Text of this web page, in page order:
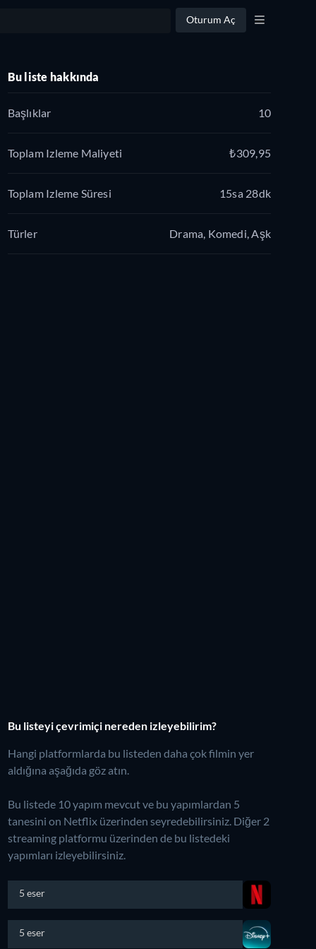
Oturum Aç
Bu liste hakkında
Başlıklar 10
Toplam Izleme Maliyeti ₺309,95
Toplam Izleme Süresi 15sa 28dk
Türler Drama, Komedi, Aşk
Bu listeyi çevrimiçi nereden izleyebilirim?
Hangi platformlarda bu listeden daha çok filmin yer
aldığına aşağıda göz atın.
Bu listede 10 yapım mevcut ve bu yapımlardan 5
tanesini on Netflix üzerinden seyredebilirsiniz. Diğer 2
streaming platformu üzerinden de bu listedeki
yapımları izleyebilirsiniz.
5 eser
5 eser